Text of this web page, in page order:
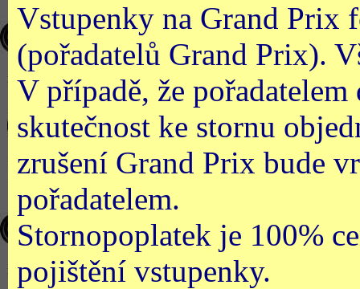
Vstupenky na Grand Prix
(pořadatelů Grand Prix).
V případě, že
skutečnost ke stornu
zrušení Grand Prix bude
pořadatelem.
Stornopoplatek je 100%
pojištění vstupenky.